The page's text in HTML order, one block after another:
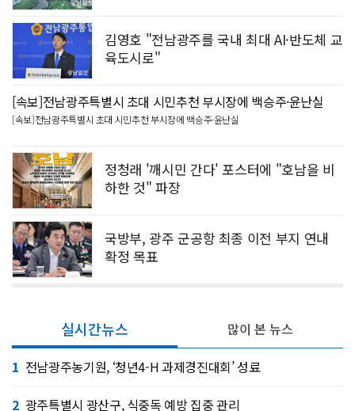
김영호 "전남광주를 국내 최대 AI·반도체 교
육도시로"
[속보]전남광주특별시 초대 시민추천 부시장에 백승주·윤난실
[속보]전남광주특별시 초대 시민추천 부시장에 백승주·윤난실
정청래 '깨시민 간다' 포스터에 "호남을 비
하한 것" 파장
국방부, 광주 군공항 최종 이전 부지 연내
확정 목표
실시간뉴스
1 전남광주농기원, ‘청년4-H 과제경진대회’ 성료
2 광주특별시 광산구, 식중독 예방 집중 관리
많이 본 뉴스